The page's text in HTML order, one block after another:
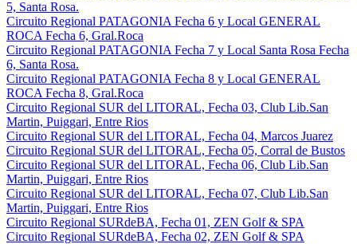
5, Santa Rosa.
Circuito Regional PATAGONIA Fecha 6 y Local GENERAL
ROCA Fecha 6, Gral.Roca
Circuito Regional PATAGONIA Fecha 7 y Local Santa Rosa Fecha
6, Santa Rosa.
Circuito Regional PATAGONIA Fecha 8 y Local GENERAL
ROCA Fecha 8, Gral.Roca
Circuito Regional SUR del LITORAL, Fecha 03, Club Lib.San
Martin, Puiggari, Entre Rios
Circuito Regional SUR del LITORAL, Fecha 04, Marcos Juarez
Circuito Regional SUR del LITORAL, Fecha 05, Corral de Bustos
Circuito Regional SUR del LITORAL, Fecha 06, Club Lib.San
Martin, Puiggari, Entre Rios
Circuito Regional SUR del LITORAL, Fecha 07, Club Lib.San
Martin, Puiggari, Entre Rios
Circuito Regional SURdeBA, Fecha 01, ZEN Golf & SPA
Circuito Regional SURdeBA, Fecha 02, ZEN Golf & SPA